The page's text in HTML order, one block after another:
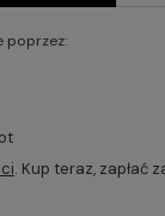
poprzez:
. Kup teraz, zapłać